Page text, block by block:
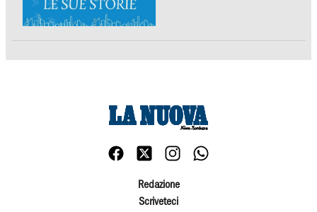
Redazione
Scriveteci